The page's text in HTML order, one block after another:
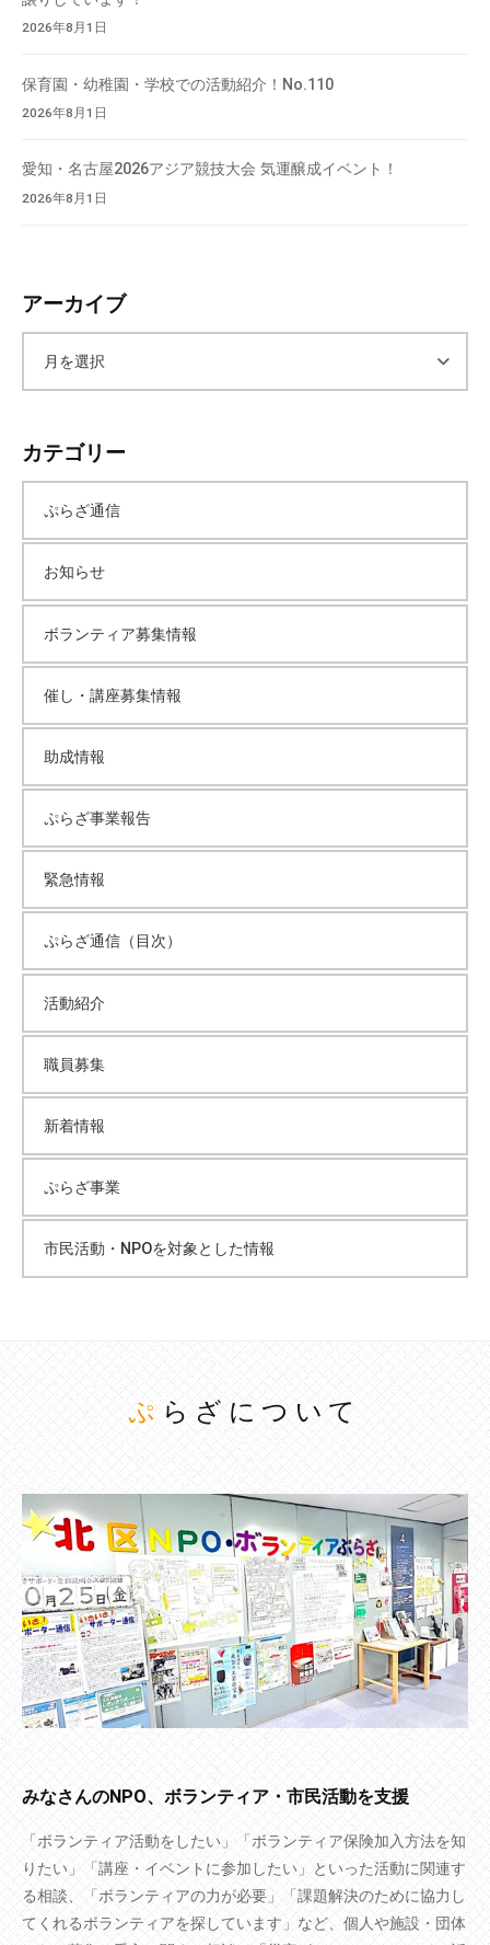
2026年8月1日
保育園・幼稚園・学校での活動紹介！No.110
2026年8月1日
愛知・名古屋2026アジア競技大会 気運醸成イベント！
2026年8月1日
アーカイブ
カ
イ
ブ
カテゴリー
ぷらざ通信
お知らせ
ボランティア募集情報
催し・講座募集情報
助成情報
ぷらざ事業報告
緊急情報
ぷらざ通信（目次）
活動紹介
職員募集
新着情報
ぷらざ事業
市民活動・NPOを対象とした情報
ぷらざについて
みなさんのNPO、ボランティア・市民活動を支援
「ボランティア活動をしたい」「ボランティア保険加入方法を知
りたい」「講座・イベントに参加したい」といった活動に関連す
る相談、「ボランティアの力が必要」「課題解決のために協力し
てくれるボランティアを探しています」など、個人や施設・団体